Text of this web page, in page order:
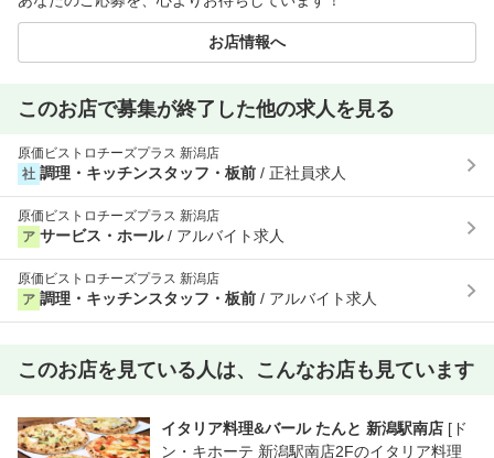
お店情報へ
このお店で募集が終了した他の求人を見る
原価ビストロチーズプラス 新潟店
社 調理・キッチンスタッフ・板前 / 正社員求人
原価ビストロチーズプラス 新潟店
ア サービス・ホール/ アルバイト求人
原価ビストロチーズプラス 新潟店
ア 調理・キッチンスタッフ・板前 / アルバイト求人
このお店を見ている人は、こんなお店も見ています
イタリア料理&バール たんと 新潟駅南店 [ド
ン・キホーテ 新潟駅南店2Fのイタリア料理